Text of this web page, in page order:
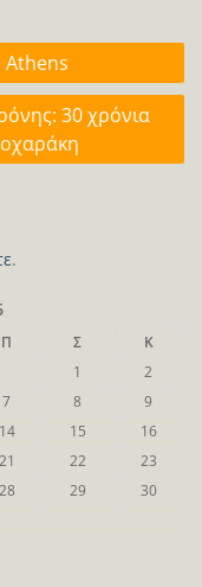
Athens
30 χρόνια
.
Π Σ
Κ
1
2
7 8
9
14 15
16
21 22
23
28 29
30